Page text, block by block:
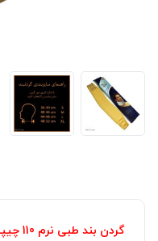
گردن بند طبی نرم 110 چیپسو